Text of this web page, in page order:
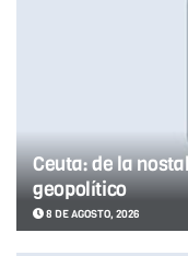
Ceuta: de la
geopolítico
8 DE AGOSTO, 2026